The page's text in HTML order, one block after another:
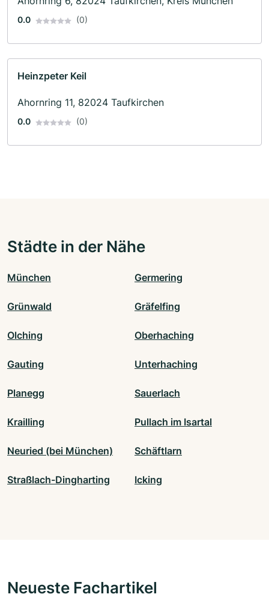
0.0 (0)
Heinzpeter Keil
Ahornring 11, 82024 Taufkirchen
0.0 (0)
Städte in der Nähe
München Germering
Grünwald Gräfelfing
Olching Oberhaching
Gauting Unterhaching
Planegg Sauerlach
Krailling Pullach im Isartal
Neuried (bei München) Schäftlarn
Straßlach-Dingharting Icking
Neueste Fachartikel